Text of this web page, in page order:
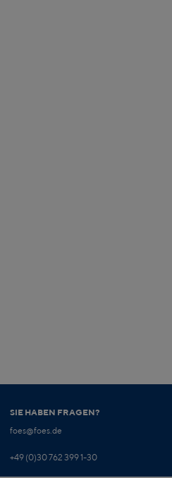
SIE HABEN FRAGEN?
foes@foes.de
+49 (0)30 762 399 1-30